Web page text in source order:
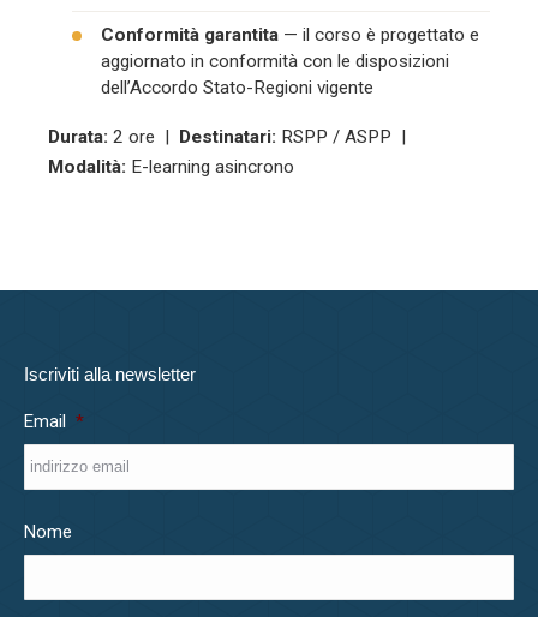
Conformità garantita — il corso è progettato e
aggiornato in conformità con le disposizioni
dell’Accordo Stato-Regioni vigente
Durata: 2 ore | Destinatari: RSPP / ASPP |
Modalità: E-learning asincrono
Iscriviti alla newsletter
Email *
Nome